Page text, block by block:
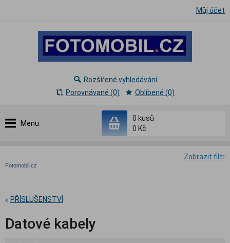
Můj účet
Menu
0 kusů
0 Kč
Rozšířené vyhledávání
Porovnávané (0)
Oblíbené (0)
Zobrazit filtr
Fotomobil.cz
PŘÍSLUŠENSTVÍ
Datové kabely